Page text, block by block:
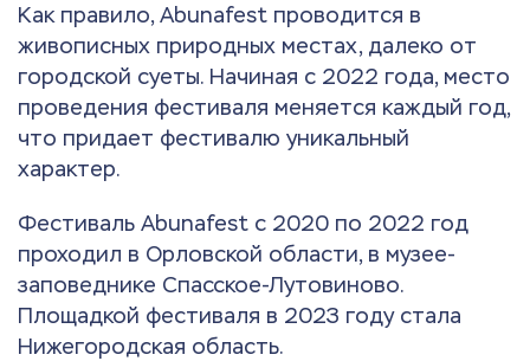
Как правило, Abunafest проводится в
живописных природных местах, далеко от
городской суеты. Начиная с 2022 года, место
проведения фестиваля меняется каждый год,
что придает фестивалю уникальный
характер.
Фестиваль Abunafest с 2020 по 2022 год
проходил в Орловской области, в музее-
заповеднике Спасское-Лутовиново.
Площадкой фестиваля в 2023 году стала
Нижегородская область.